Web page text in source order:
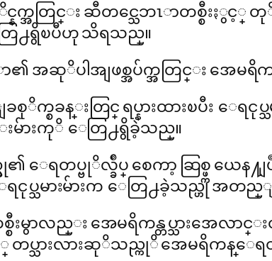
င္နက္အတြင္း ဆီတင္သေဘၤာတစ္စီး
ြ႕ရွိၿပီဟု သိရသည္။
ၤာ၏ အဆုိပါအျဖစ္အပ်က္အတြင္း အေမ
စခန္းတြင္ ရပ္နားထားၿပီး ေရငု
မ်ားကုိ ေတြ႕ရွိခဲ့သည္။
ေရတပ္ဗုိလ္ခ်ဳပ္ စေကာ့ ဆြစ္ဖ္က ယေန
ငုပ္သမားမ်ားက ေတြ႕ခဲ့သည္ဟု အတ
မွာလည္း အေမရိကန္တပ္သားအေလာင္းတ
တပ္သားလားဆုိသည္ကုိ အေမရိကန္ေ